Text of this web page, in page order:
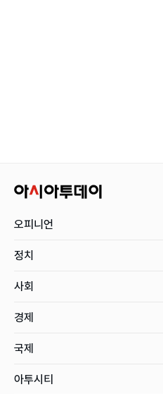
오피니언
정치
사회
경제
국제
아투시티